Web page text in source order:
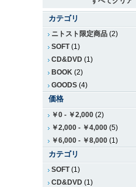
カテゴリ
ニトスト限定商品 (2)
SOFT(1)
CD&DVD (1)
BOOK (2)
GOODS (4)
価格
￥0 - ￥2,000 (2)
￥2,000 - ￥4,000 (5)
￥6,000 - ￥8,000 (1)
カテゴリ
SOFT(1)
CD&DVD (1)